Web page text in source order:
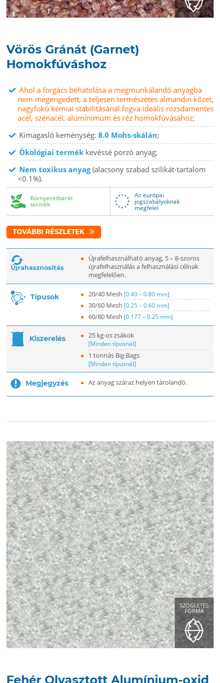
Vörös Gránát (Garnet)
Homokfúváshoz
Ahol a forgács behatolása a megmunkálandó anyagba
nem megengedett, a teljesen természetes almandin kőzet,
nagyfokú kémiai stabilitásánál fogva ideális rozsdamentes
acél, szénacél, alumínimum és réz homokfúvásához;
Kimagasló keménység:8.0 Mohs-skálán;
Ökológiai termék kevéssé porzó anyag;
Nem toxikus anyag(alacsony szabad szilikát-tartalom
<0.1%).
Környezetbarát
termék
Az európai
jogszabályoknak
megfelel
TOVÁBBI RÉSZLETEK
Újrahasznosítás
Újrafelhasználható anyag, 5 – 8-szoros
újrafelhasználás a felhasználási célnak
megfelelően.
Típusok 20/40 Mesh [0.40 – 0.80 mm]
30/60 Mesh [0.25 – 0.60 mm]
60/80 Mesh [0.177 – 0.25 mm]
Kiszerelés 25 kg-os zsákok
[Minden típusnál]
1 tonnás Big Bags
[Minden típusnál]
Megjegyzés Az anyag száraz helyen tárolandó.
SZÖGLETES
FORMA
Fehér Olvasztott Alumínium-oxid